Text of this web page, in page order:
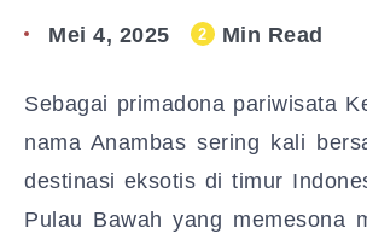
Mei 4, 2025 2 Min Read
Sebagai primadona pariwisata
nama Anambas sering kali
destinasi eksotis di timur
Pulau Bawah yang memesona